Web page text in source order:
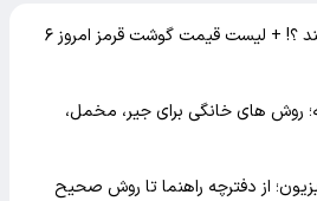
گوشت خورشتی کیلویی چند ؟! + لیست قیمت گوشت قرمز امروز ۶
روش های خانگی برای جیر، مخمل،
از دفترچه راهنما تا روش صحیح